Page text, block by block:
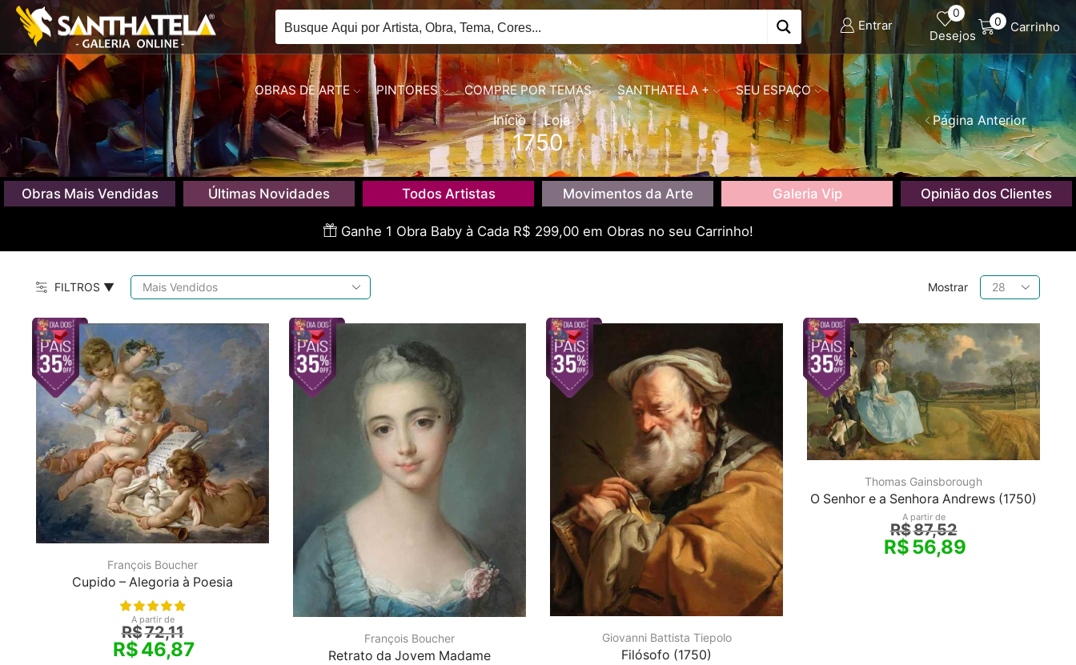
Entrar
0
Desejos
0 Carrinho
OBRAS DE ARTE PINTORES COMPRE POR TEMAS SANTHATELA + SEU ESPAÇO
Início Loja
1750
Página Anterior
Obras Mais Vendidas Últimas Novidades Todos Artistas Movimentos da Arte Galeria Vip Opinião dos Clientes
Ganhe 1 Obra Baby à Cada R$ 299,00 em Obras no seu Carrinho!
FILTROS ▼ Mostrar
Produtos
por
François Boucher
Cupido – Alegoria à Poesia
A partir de
R$72,11
R$46,87 François Boucher
Retrato da Jovem Madame
Giovanni Battista Tiepolo
Filósofo (1750)
Thomas Gainsborough
O Senhor e a Senhora Andrews (1750)
A partir de
R$87,52
R$56,89